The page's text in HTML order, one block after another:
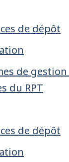
de dépôt
de
du RPT
de dépôt